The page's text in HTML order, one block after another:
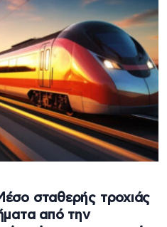
σταθερής τροχιάς
από την